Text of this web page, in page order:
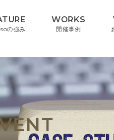
の強み
WORKS
開催事例